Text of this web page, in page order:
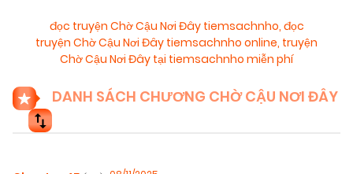
đọc truyện Chờ Cậu Nơi Đây tiemsachnho, đọc
truyện Chờ Cậu Nơi Đây tiemsachnho online, truyện
Chờ Cậu Nơi Đây tại tiemsachnho miễn phí
DANH SÁCH CHƯƠNG CHỜ CẬU NƠI ĐÂY